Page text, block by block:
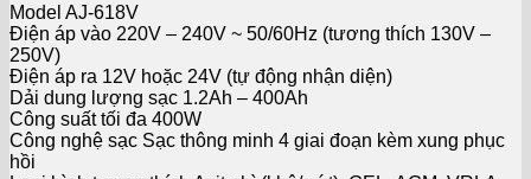
Model AJ-618V
Điện áp vào 220V – 240V ~ 50/60Hz (tương thích 130V –
250V)
Điện áp ra 12V hoặc 24V (tự động nhận diện)
Dải dung lượng sạc 1.2Ah – 400Ah
Công suất tối đa 400W
Công nghệ sạc Sạc thông minh 4 giai đoạn kèm xung phục
hồi